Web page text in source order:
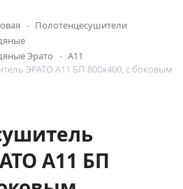
Полотенцесушители
Эрато
А11
ЭРАТО А11 БП 800x400, с боковым
А11 БП